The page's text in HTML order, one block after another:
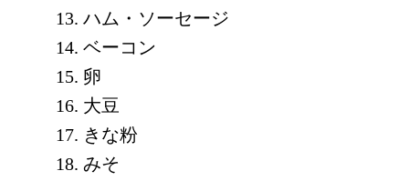
ハム・ソーセージ
ベーコン
卵
大豆
きな粉
みそ